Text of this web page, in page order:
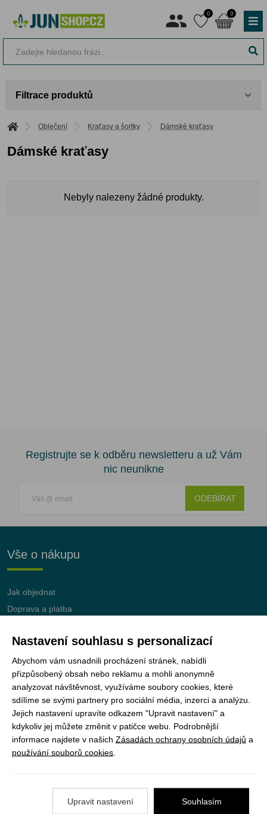
0 0
Filtrace produktů
Oblečení Kraťasy a šortky Dámské kraťasy
Dámské kraťasy
Nebyly nalezeny žádné produkty.
Registrujte se k odběru newsletteru a už Vám
nic neunikne
ODEBÍRAT
Vše o nákupu
Jak objednat
Doprava a platba
Podmínky vrácení peněz
JUNshop s.r.o.je 100% vlastněn organizací
Junák – český skaut, z.s.
Nastavení souhlasu s personalizací
Abychom vám usnadnili procházení stránek, nabídli
přizpůsobený obsah nebo reklamu a mohli anonymně
analyzovat návštěvnost, využíváme soubory cookies, které
sdílíme se svými partnery pro sociální média, inzerci a analýzu.
Jejich nastavení upravíte odkazem "Upravit nastavení" a
kdykoliv jej můžete změnit v patičce webu. Podrobnější
informace najdete v našich Zásadách ochrany osobních údajů a
používání souborů cookies
Upravit nastavení Souhlasím